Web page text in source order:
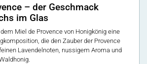
– der Geschmack
im Glas
Miel de Provence von Honigkönig eine
die den Zauber der Provence
Lavendelnoten, nussigem Aroma und